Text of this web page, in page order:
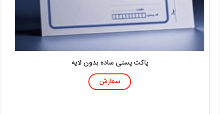
پاکت پستی ساده بدون لایه
سفارش